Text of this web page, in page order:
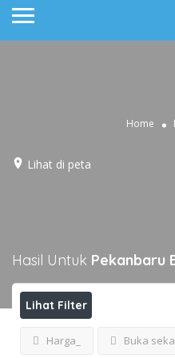
Home
Lihat di peta
Hasil Untuk Pekanbaru
Lihat Filter
Harga_ Buka